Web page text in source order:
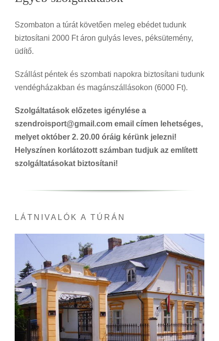
Szombaton a túrát követően meleg ebédet tudunk
biztosítani 2000 Ft áron gulyás leves, péksütemény,
üdítő.
Szállást péntek és szombati napokra biztosítani tudunk
vendégházakban és magánszállásokon (6000 Ft).
Szolgáltatások előzetes igénylése a
szendroisport@gmail.com email címen lehetséges,
melyet október 2. 20.00 óráig kérünk jelezni!
Helyszínen korlátozott számban tudjuk az említett
szolgáltatásokat biztosítani!
LÁTNIVALÓK A TÚRÁN